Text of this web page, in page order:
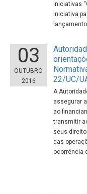
iniciativas
iniciativa
03
OUTUBRO
2016
22/UC/
A
assegurar
ao
transmitir
seus
das
ocorrência